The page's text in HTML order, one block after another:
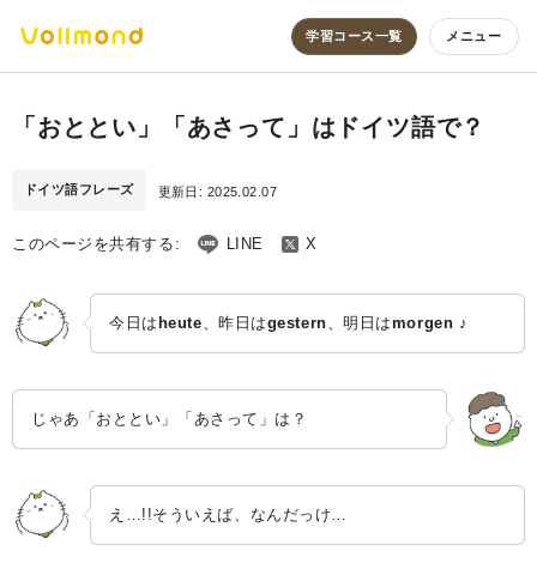
学習コース一覧 メニュー
「おととい」「あさって」はドイツ語で？
ドイツ語フレーズ 更新日: 2025.02.07
このページを共有する: LINE X
今日は heute 、昨日はgestern 、明日はmorgen ♪
じゃあ「おととい」「あさって」は？
え…!!そういえば、なんだっけ…